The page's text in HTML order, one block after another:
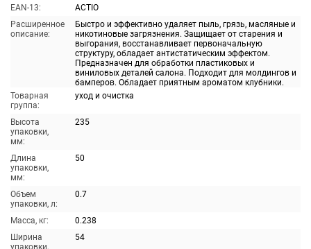
EAN-13:
ACTIO
Расширенное
описание:
Быстро и эффективно удаляет пыль, грязь, масляные и
никотиновые загрязнения. Защищает от старения и
выгорания, восстанавливает первоначальную
структуру, обладает антистатическим эффектом.
Предназначен для обработки пластиковых и
виниловых деталей салона. Подходит для молдингов и
бамперов. Обладает приятным ароматом клубники.
Товарная
группа:
уход и очистка
Высота
упаковки,
мм:
235
Длина
упаковки,
мм:
50
Объем
упаковки, л:
0.7
Масса, кг:
0.238
Ширина
упаковки,
54